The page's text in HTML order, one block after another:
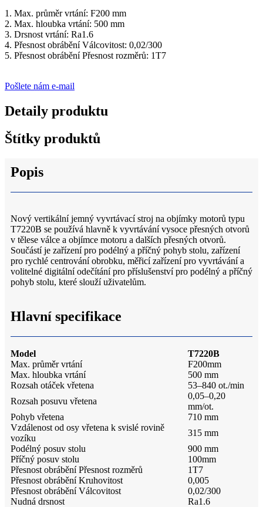
1. Max. průměr vrtání: F200 mm
2. Max. hloubka vrtání: 500 mm
3. Drsnost vrtání: Ra1.6
4. Přesnost obrábění Válcovitost: 0,02/300
5. Přesnost obrábění Přesnost rozměrů: 1T7
Pošlete nám e-mail
Detaily produktu
Štítky produktů
Popis
Nový vertikální jemný vyvrtávací stroj na objímky motorů typu
T7220B se používá hlavně k vyvrtávání vysoce přesných otvorů
v tělese válce a objímce motoru a dalších přesných otvorů.
Součástí je zařízení pro podélný a příčný pohyb stolu, zařízení
pro rychlé centrování obrobku, měřicí zařízení pro vyvrtávání a
volitelné digitální odečítání pro příslušenství pro podélný a příčný
pohyb stolu, které slouží uživatelům.
Hlavní specifikace
Model
T7220B
Max. průměr vrtání
F200mm
Max. hloubka vrtání
500 mm
Rozsah otáček vřetena
53–840 ot./min
Rozsah posuvu vřetena
0,05–0,20
mm/ot.
Pohyb vřetena
710 mm
Vzdálenost od osy vřetena k svislé rovině
vozíku
315 mm
Podélný posuv stolu
900 mm
Příčný posuv stolu
100mm
Přesnost obrábění Přesnost rozměrů
1T7
Přesnost obrábění Kruhovitost
0,005
Přesnost obrábění Válcovitost
0,02/300
Nudná drsnost
Ra1.6